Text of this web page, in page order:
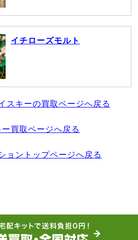
イチローズモルト
スキーの買取ページへ戻る
ー買取ページへ戻る
ョントップページへ戻る